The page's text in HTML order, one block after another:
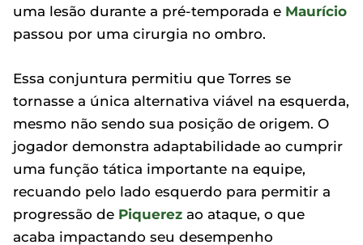
uma lesão durante a pré-temporada e Maurício
passou por uma cirurgia no ombro.
Essa conjuntura permitiu que Torres se
tornasse a única alternativa viável na esquerda,
mesmo não sendo sua posição de origem. O
jogador demonstra adaptabilidade ao cumprir
uma função tática importante na equipe,
recuando pelo lado esquerdo para permitir a
progressão de Piquerez ao ataque, o que
acaba impactando seu desempenho